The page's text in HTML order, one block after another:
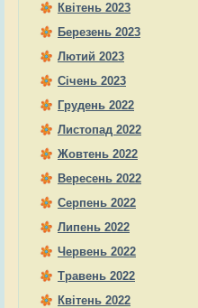
Квітень 2023
Березень 2023
Лютий 2023
Січень 2023
Грудень 2022
Листопад 2022
Жовтень 2022
Вересень 2022
Серпень 2022
Липень 2022
Червень 2022
Травень 2022
Квітень 2022